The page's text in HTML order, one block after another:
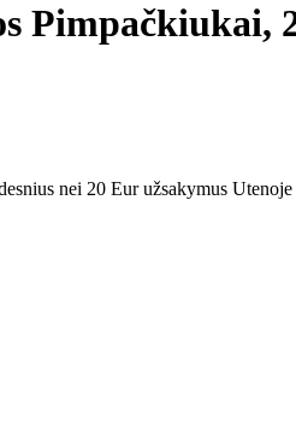
Pimpačkiukai,
nei 20 Eur užsakymus Utenoje